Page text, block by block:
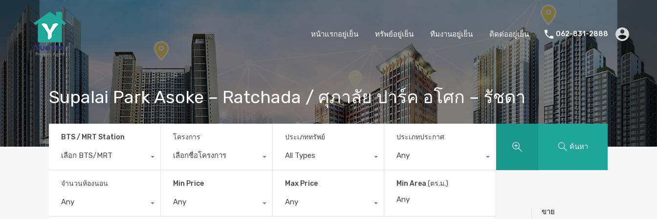
หน้าแรกอยู่เย็น ทรัพย์อยู่เย็น ทีมงานอยู่เย็น ติดต่ออยู่เย็น 062-831-2888
Supalai Park Asoke – Ratchada / ศุภาลัย ปาร์ค อโศก – รัชดา
BTS / MRT Station
เลือก BTS/MRT
โครงการ
เลือกชื่อโครงการ
ประเภททรัพย์
All Types
ประเภทประกาศ
Any
จำนวนห้องนอน
Any
Min Price
Any
Max Price
Any
Min Area (ตร.ม.)
ค้นหา
Home Supalai Park Asok-Ratchada / ศุภาลัย ปาร์ค อโศก-รัชดา
ขาย